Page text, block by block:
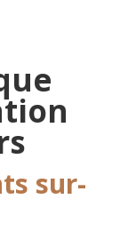
sur-